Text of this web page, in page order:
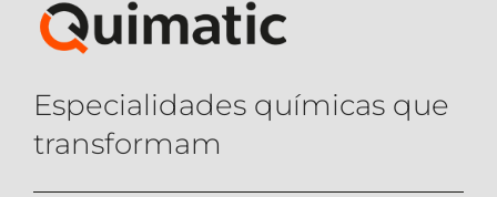
Especialidades químicas que
transformam